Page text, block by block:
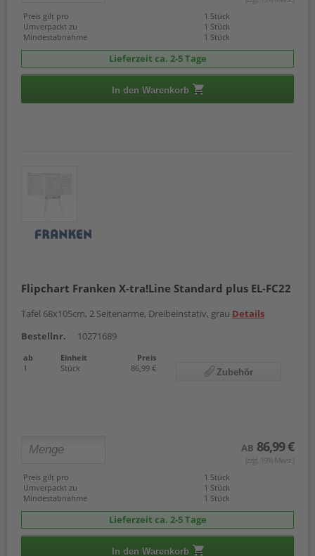
Preis gilt pro
1 Stück
Umverpackt zu
1 Stück
Mindestabnahme
1 Stück
Lieferzeit ca. 2-5 Tage
In den Warenkorb
Flipchart Franken X-tra!Line Standard plus EL-FC22
Tafel 68x105cm, 2 Seitenarme, Dreibeinstativ, grau Details
Bestellnr.
10271689
ab Einheit
Preis
1
Stück 86,99 € Zubehör
AB 86,99 €
(zzgl. 19% Mwst.)
Preis gilt pro
1 Stück
Umverpackt zu
1 Stück
Mindestabnahme
1 Stück
Lieferzeit ca. 2-5 Tage
In den Warenkorb